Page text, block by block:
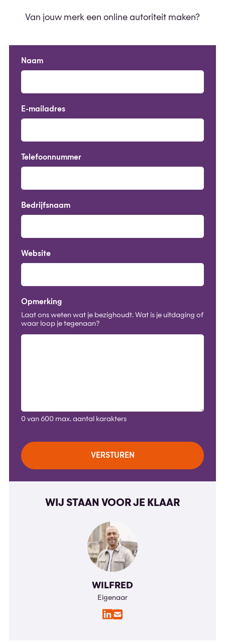
Van jouw merk een online autoriteit maken?
Naam
E-mailadres
Telefoonnummer
Bedrijfsnaam
Website
Opmerking
Laat ons weten wat je bezighoudt. Wat is je uitdaging of
waar loop je tegenaan?
0 van 600 max. aantal karakters
WIJ STAAN VOOR JE KLAAR
WILFRED
Eigenaar
LinkedIn